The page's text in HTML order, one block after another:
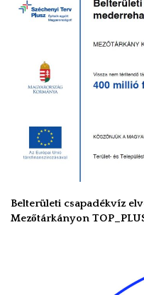
Belterületi csapadékvíz
Mezőtárkányon